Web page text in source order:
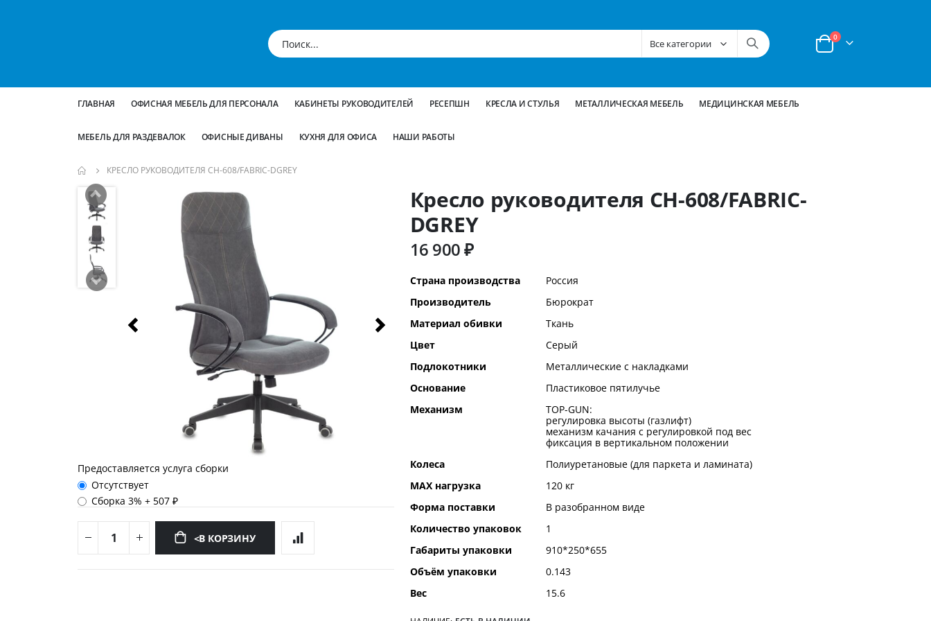
Корзина
0позиции
ГЛАВНАЯ ОФИСНАЯ МЕБЕЛЬ ДЛЯ ПЕРСОНАЛА КАБИНЕТЫ РУКОВОДИТЕЛЕЙ РЕСЕПШН КРЕСЛА И СТУЛЬЯ МЕТАЛЛИЧЕСКАЯ МЕБЕЛЬ МЕДИЦИНСКАЯ МЕБЕЛЬ
МЕБЕЛЬ ДЛЯ РАЗДЕВАЛОК ОФИСНЫЕ ДИВАНЫ КУХНЯ ДЛЯ ОФИСА НАШИ РАБОТЫ
КРЕСЛО РУКОВОДИТЕЛЯ CH-608/FABRIC-DGREY
Пропустить
перейти
галереям
изображений
Предоставляется услуга сборки
Отсутствует
Сборка 3%+ 507 ₽
<В КОРЗИНУ
Кресло руководителя CH-608/FABRIC-
DGREY
16 900 ₽
Дополнительная
информация
Страна производства
Россия
Производитель
Бюрократ
Материал обивки
Ткань
Цвет
Серый
Подлокотники
Металлические с накладками
Основание
Пластиковое пятилучье
Механизм
TOP-GUN:
регулировка высоты (газлифт)
механизм качания с регулировкой под вес
фиксация в вертикальном положении
Колеса
Полиуретановые (для паркета и ламината)
MAX нагрузка
120 кг
Форма поставки
В разобранном виде
Количество упаковок
1
Габариты упаковки
910*250*655
Объём упаковки
0.143
Вес
15.6